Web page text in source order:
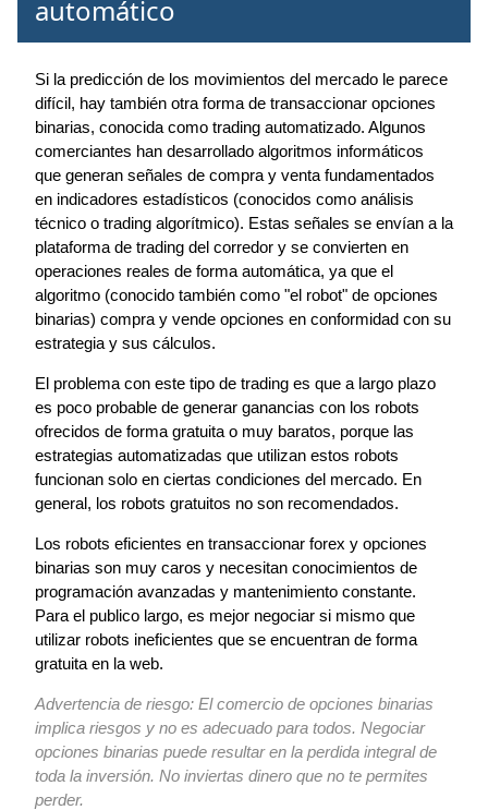
automático
Si la predicción de los movimientos del mercado le parece
difícil, hay también otra forma de transaccionar opciones
binarias, conocida como trading automatizado. Algunos
comerciantes han desarrollado algoritmos informáticos
que generan señales de compra y venta fundamentados ​​
en indicadores estadísticos (conocidos como análisis
técnico o trading algorítmico). Estas señales se envían a la
plataforma de trading del corredor y se convierten en
operaciones reales de forma automática, ya que el
algoritmo (conocido también como "el robot" de opciones
binarias) compra y vende opciones en conformidad con su
estrategia y sus cálculos.
El problema con este tipo de trading es que a largo plazo
es poco probable de generar ganancias con los robots
ofrecidos de forma gratuita o muy baratos, porque las
estrategias automatizadas que utilizan estos robots
funcionan solo en ciertas condiciones del mercado. En
general, los robots gratuitos no son recomendados.
Los robots eficientes en transaccionar forex y opciones
binarias son muy caros y necesitan conocimientos de
programación avanzadas y mantenimiento constante.
Para el publico largo, es mejor negociar si mismo que
utilizar robots ineficientes que se encuentran de forma
gratuita en la web.
Advertencia de riesgo: El comercio de opciones binarias
implica riesgos y no es adecuado para todos. Negociar
opciones binarias puede resultar en la perdida integral de
toda la inversión. No inviertas dinero que no te permites
perder.